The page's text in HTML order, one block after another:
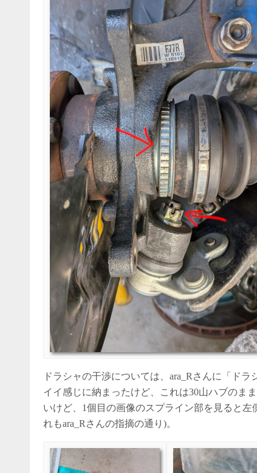
ドラシャの干渉については、ara_Rさんに「ド
イイ感じに納まったけど、これは30山ハブのま
いけど、1個目の画像のスプライン部を見ると
れもara_Rさんの指摘の通り)。